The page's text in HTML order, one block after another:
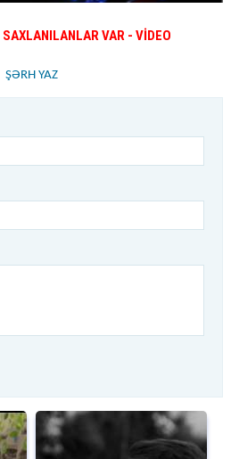
SAXLANILANLAR VAR - VİDEO
ŞƏRH YAZ